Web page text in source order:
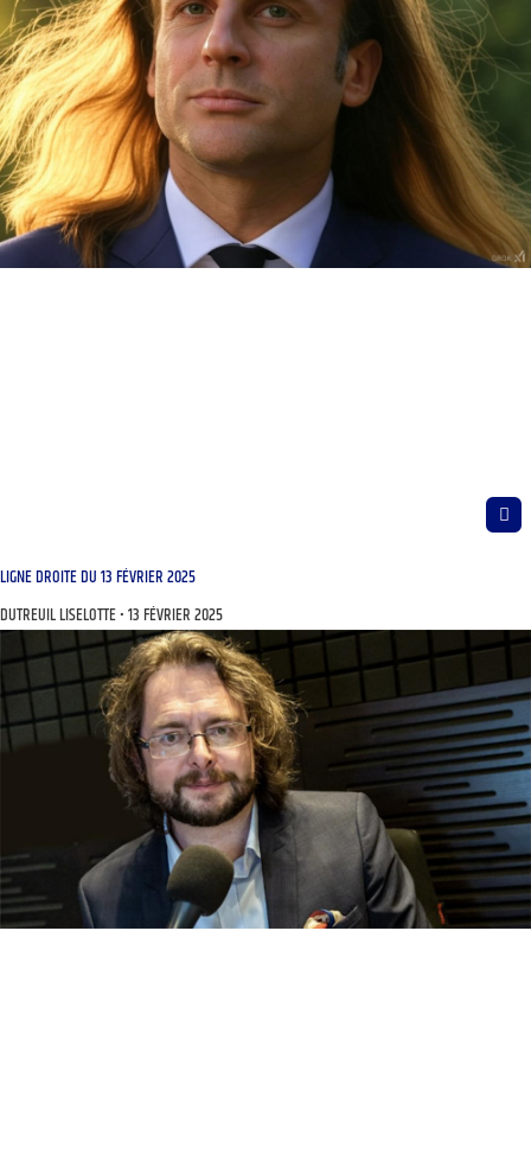
LIGNE DROITE DU 13 FÉVRIER 2025
DUTREUIL LISELOTTE 13 FÉVRIER 2025